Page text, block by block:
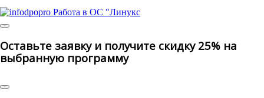
Оставьте заявку и получите скидку 25% на
выбранную программу